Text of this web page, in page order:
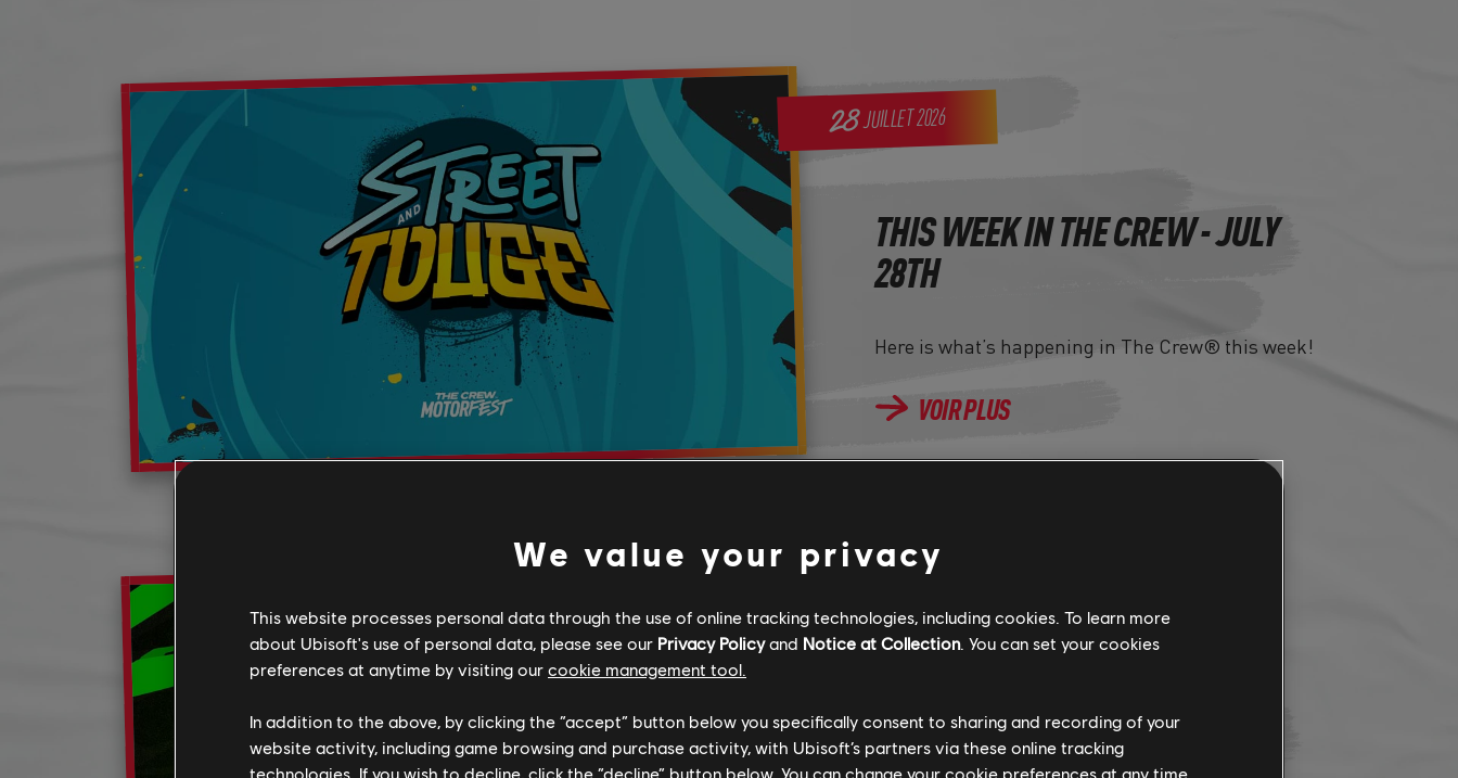
28JUILLET2026
THIS WEEK IN THE CREW - JULY
28TH
Here is what’s happening in The Crew® this week!
VOIR PLUS
21JUILLET2026
THIS WEEK IN THE CREW - JULY
We value your privacy
This website processes personal data through the use of online tracking technologies, including cookies. To learn more
about Ubisoft's use of personal data, please see our Privacy Policyand Notice at Collection. You can set your cookies
preferences at anytime by visiting our cookie management tool.
In addition to the above, by clicking the “accept” button below you specifically consent to sharing and recording of your
website activity, including game browsing and purchase activity, with Ubisoft’s partners via these online tracking
technologies. If you wish to decline, click the “decline” button below. You can change your cookie preferences at any time